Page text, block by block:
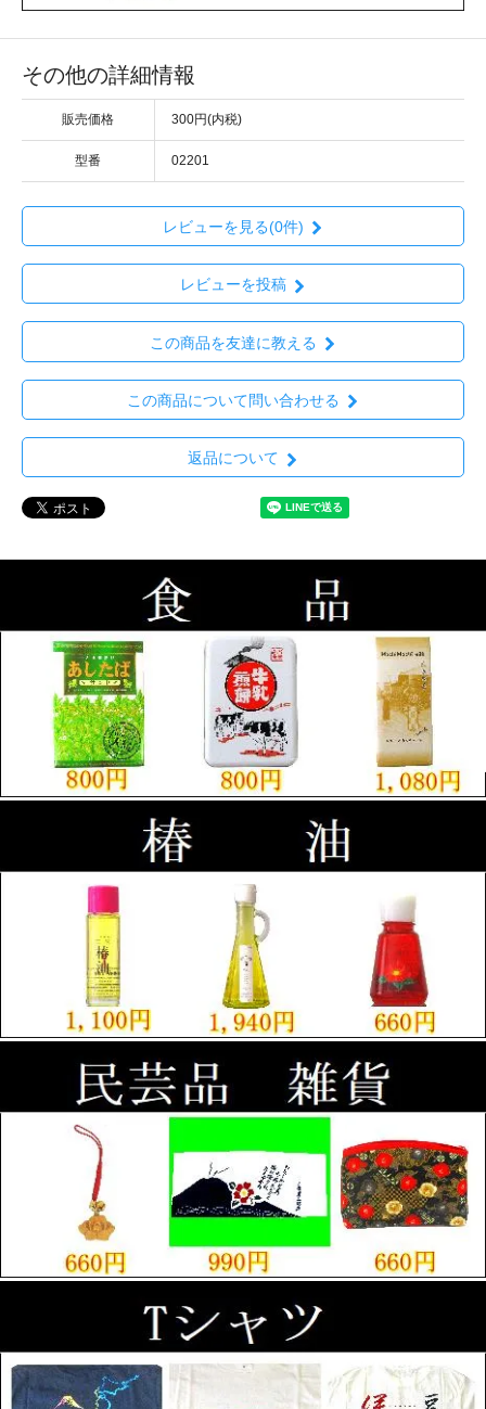
その他の詳細情報
販売価格 300円(内税)
型番 02201
レビューを見る(0件)
レビューを投稿
この商品を友達に教える
この商品について問い合わせる
返品について